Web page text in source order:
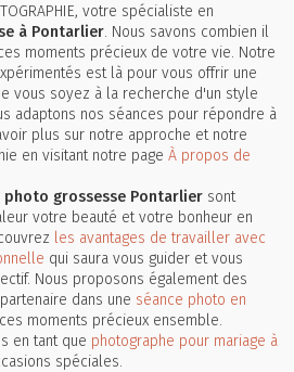
votre spécialiste en
à Pontarlier. Nous savons combien il
moments précieux de votre vie. Notre
est là pour vous offrir une
vous soyez à la recherche d'un style
adaptons nos séances pour répondre à
plus sur notre approche et notre
en visitant notre page À propos de
photo grossesse Pontarlier sont
votre beauté et votre bonheur en
les avantages de travailler avec
qui saura vous guider et vous
Nous proposons également des
dans une séance photo en
moments précieux ensemble.
en tant que photographe pour mariage à
spéciales.